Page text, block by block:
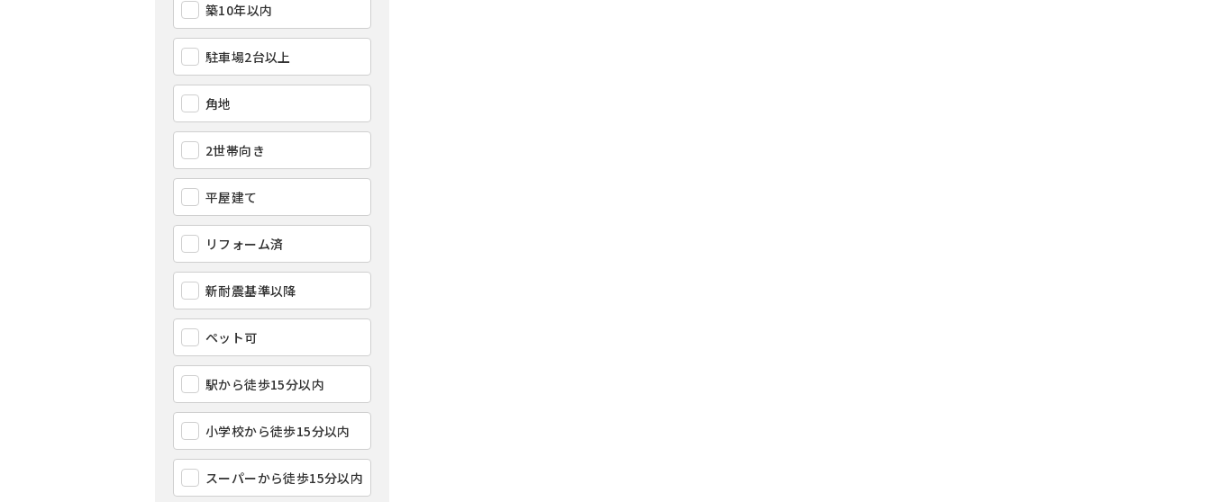
築10年以内
駐車場2台以上
角地
2世帯向き
平屋建て
リフォーム済
新耐震基準以降
ペット可
駅から徒歩15分以内
小学校から徒歩15分以内
スーパーから徒歩15分以内